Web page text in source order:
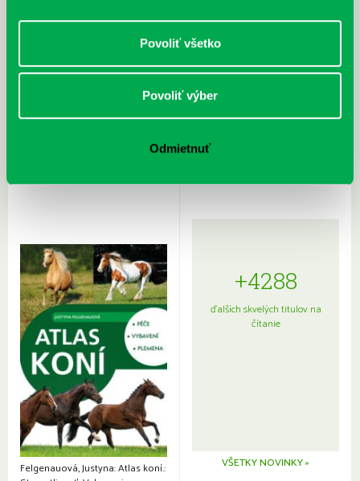
Povoliť všetko
Povoliť výber
Odmietnuť
Rudź, Przemyslaw: Atlas hviezd:
Hardy, Paula: Japonsko na tanieri:
japonskou kuchyňou a etiketou
Felgenauová, Justyna: Atlas koní.:
+4288
ďalších skvelých titulov na
čítanie
VŠETKY NOVINKY »